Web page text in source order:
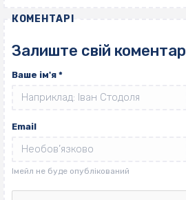
КОМЕНТАРІ
Залиште свій коментар
Ваше ім'я *
Email